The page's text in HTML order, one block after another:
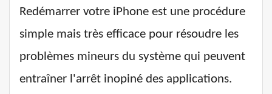
Redémarrer votre iPhone est une procédure
simple mais très efficace pour résoudre les
problèmes mineurs du système qui peuvent
entraîner l'arrêt inopiné des applications.